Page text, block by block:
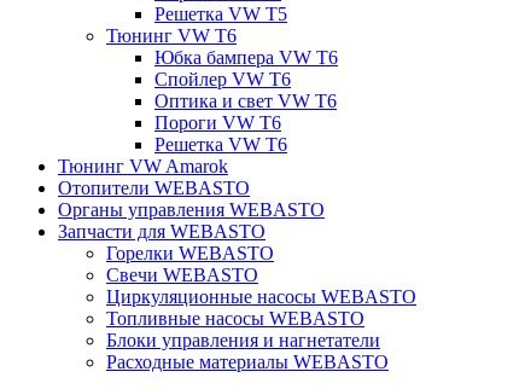
Решетка VW T5
Тюнинг VW T6
Юбка бампера VW T6
Спойлер VW T6
Оптика и свет VW T6
Пороги VW T6
Решетка VW T6
Тюнинг VW Amarok
Отопители WEBASTO
Органы управления WEBASTO
Запчасти для WEBASTO
Горелки WEBASTO
Свечи WEBASTO
Циркуляционные насосы WEBASTO
Топливные насосы WEBASTO
Блоки управления и нагнетатели
Расходные материалы WEBASTO